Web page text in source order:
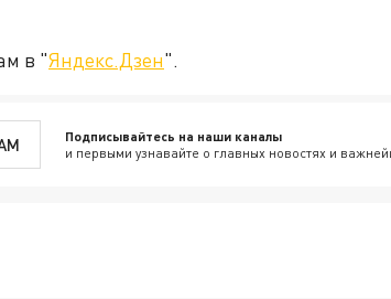
в "Яндекс.Дзен".
Подписывайтесь на наши каналы
и первыми узнавайте о главных новостях и